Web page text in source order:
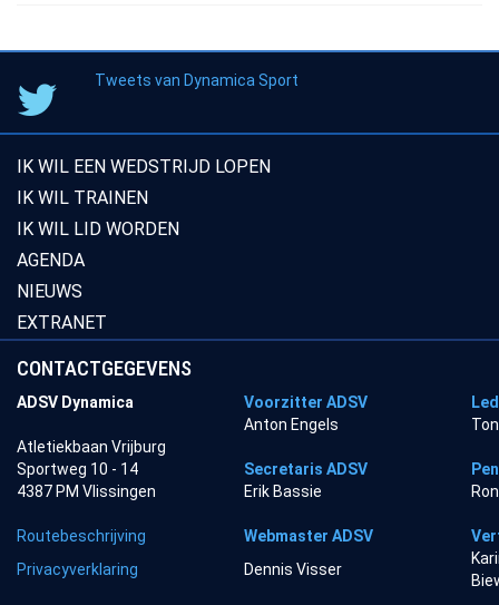
Tweets van Dynamica Sport
IK WIL EEN WEDSTRIJD LOPEN
IK WIL TRAINEN
IK WIL LID WORDEN
AGENDA
NIEUWS
EXTRANET
CONTACTGEGEVENS
ADSV Dynamica Voorzitter ADSV
Anton Engels
Atletiekbaan Vrijburg
Sportweg 10 - 14
Secretaris ADSV
4387 PM Vlissingen
Erik Bassie
Routebeschrijving Webmaster ADSV
Privacyverklaring
Dennis Visser